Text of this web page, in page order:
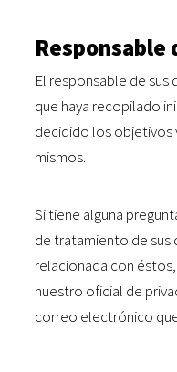
El responsable de sus
que haya recopilado
decidido los objetivos
mismos.
Si tiene alguna
de tratamiento de sus
relacionada con
nuestro oficial de
correo electrónico